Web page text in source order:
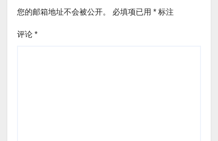
您的邮箱地址不会被公开。 必填项已用 * 标注
评论 *